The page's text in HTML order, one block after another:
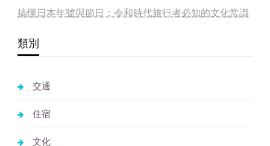
搞懂日本年號與節日：令和時代旅行者必知的文化常識
類別
交通
住宿
文化